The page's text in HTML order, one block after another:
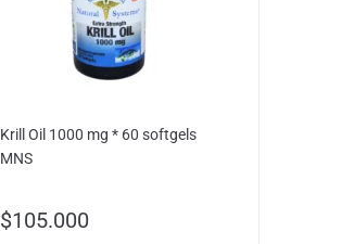
Krill Oil 1000 mg * 60 softgels
MNS
$105.000